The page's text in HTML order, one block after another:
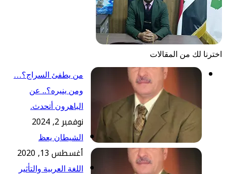
اخترنا لك من المقالات
من يطفئ السراج؟…
ومن ينيره؟.. عن
الباهرون أتحدث.
نوفمبر 2, 2024
الشيطان يعظ
أغسطس 13, 2020
اللغة العربية والتأثير